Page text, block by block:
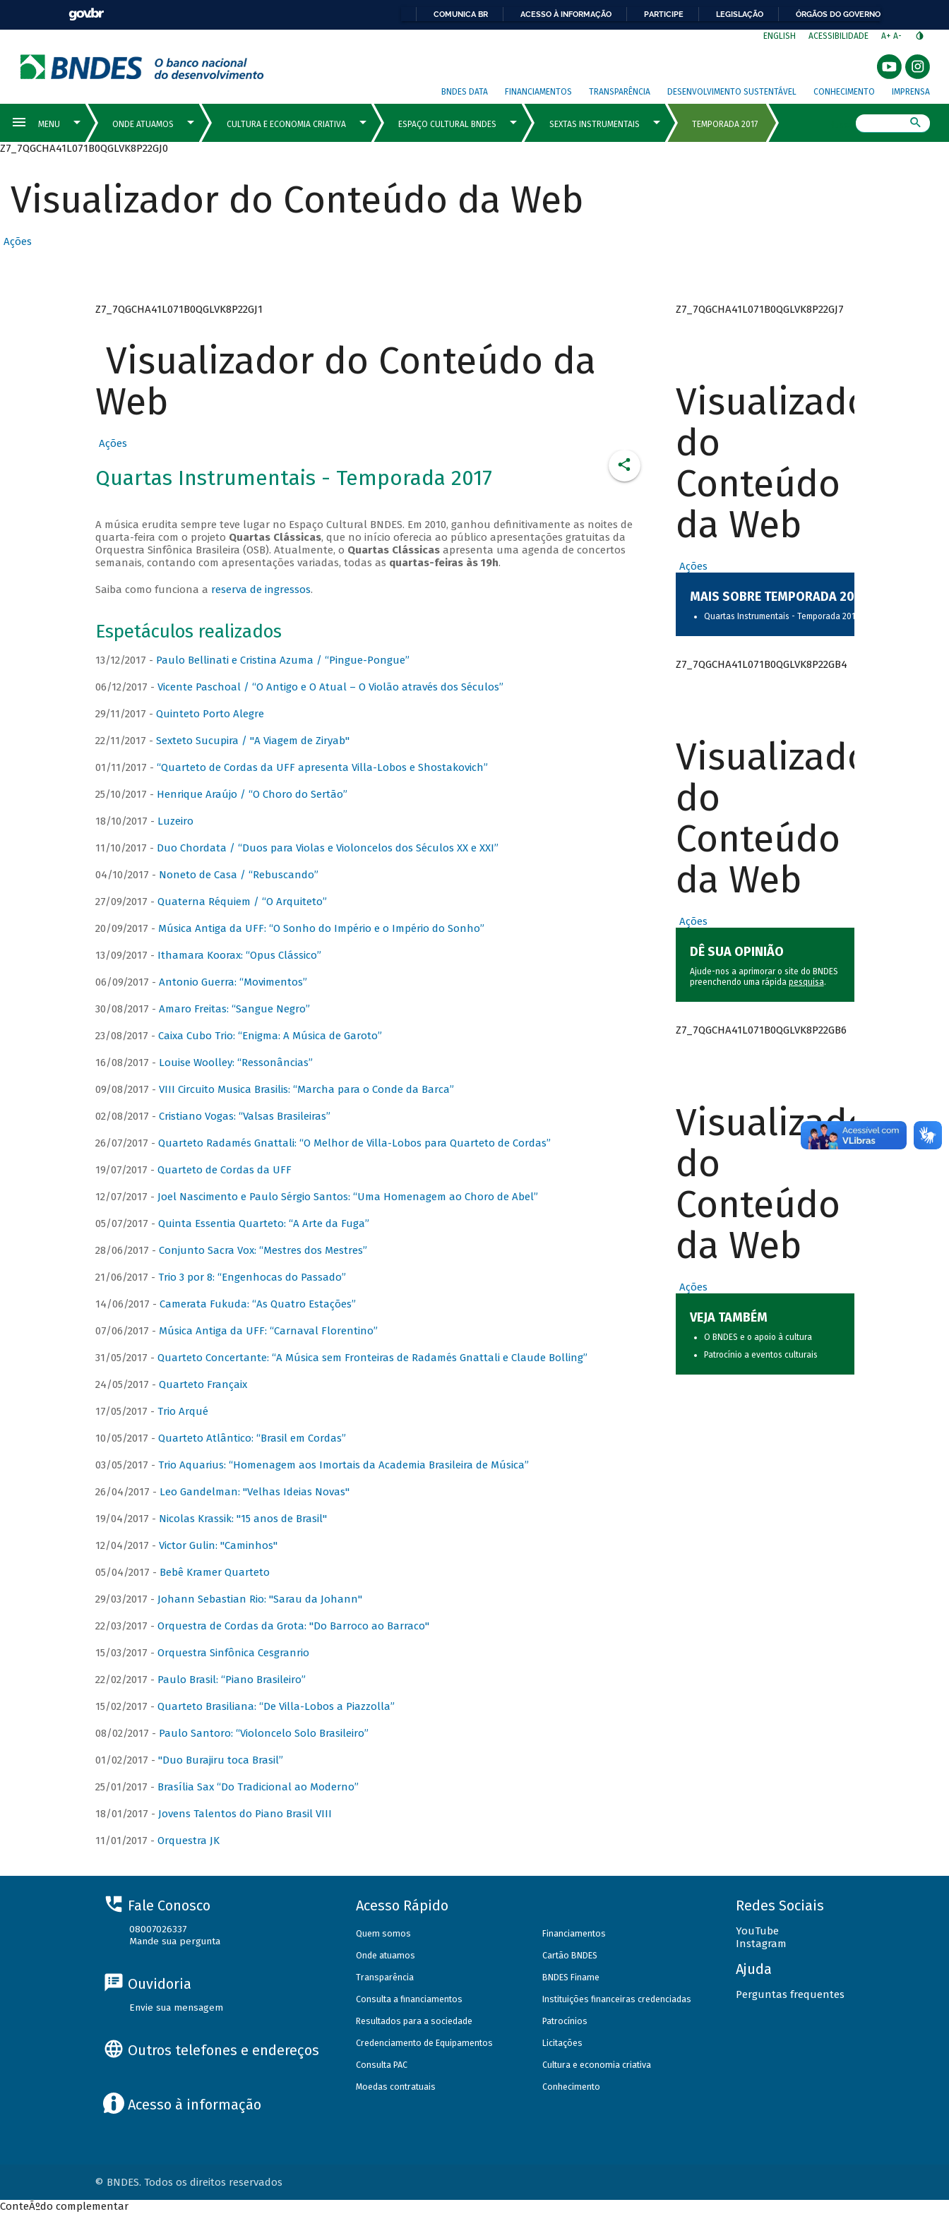
COMUNICA BR ACESSO À INFORMAÇÃO PARTICIPE LEGISLAÇÃO ÓRGÃOS DO GOVERNO
ENGLISH ACESSIBILIDADE A+ A-
BNDES DATA FINANCIAMENTOS TRANSPARÊNCIA DESENVOLVIMENTO SUSTENTÁVEL CONHECIMENTO IMPRENSA
Z7_7QGCHA41L071B0QGLVK8P22GJ0
Visualizador do Conteúdo da Web
Ações
Z7_7QGCHA41L071B0QGLVK8P22GJ1
Visualizador do Conteúdo da
Web
Ações
Quartas Instrumentais - Temporada 2017
A música erudita sempre teve lugar no Espaço Cultural BNDES. Em 2010, ganhou definitivamente as noites de
quarta-feira com o projeto Quartas Clássicas, que no início oferecia ao público apresentações gratuitas da
Orquestra Sinfônica Brasileira (OSB). Atualmente, o Quartas Clássicasapresenta uma agenda de concertos
semanais, contando com apresentações variadas, todas as quartas-feiras às 19h.
Saiba como funciona a reserva de ingressos.
Espetáculos realizados
13/12/2017 - Paulo Bellinati e Cristina Azuma / “Pingue-Pongue”
06/12/2017 - Vicente Paschoal / “O Antigo e O Atual – O Violão através dos Séculos”
29/11/2017 - Quinteto Porto Alegre
22/11/2017 - Sexteto Sucupira / "A Viagem de Ziryab"
01/11/2017 - “Quarteto de Cordas da UFF apresenta Villa-Lobos e Shostakovich”
25/10/2017 - Henrique Araújo / “O Choro do Sertão”
18/10/2017 - Luzeiro
11/10/2017 - Duo Chordata / “Duos para Violas e Violoncelos dos Séculos XX e XXI”
04/10/2017 - Noneto de Casa / “Rebuscando”
27/09/2017 - Quaterna Réquiem / “O Arquiteto”
20/09/2017 - Música Antiga da UFF: “O Sonho do Império e o Império do Sonho”
13/09/2017 - Ithamara Koorax: “Opus Clássico”
06/09/2017 - Antonio Guerra: “Movimentos”
30/08/2017 - Amaro Freitas: “Sangue Negro”
23/08/2017 - Caixa Cubo Trio: “Enigma: A Música de Garoto”
16/08/2017 - Louise Woolley: “Ressonâncias”
09/08/2017 - VIII Circuito Musica Brasilis: “Marcha para o Conde da Barca”
02/08/2017 - Cristiano Vogas: “Valsas Brasileiras”
26/07/2017 - Quarteto Radamés Gnattali: “O Melhor de Villa-Lobos para Quarteto de Cordas”
19/07/2017 - Quarteto de Cordas da UFF
12/07/2017 - Joel Nascimento e Paulo Sérgio Santos: “Uma Homenagem ao Choro de Abel”
05/07/2017 - Quinta Essentia Quarteto: “A Arte da Fuga”
28/06/2017 - Conjunto Sacra Vox: “Mestres dos Mestres”
21/06/2017 - Trio 3 por 8: “Engenhocas do Passado”
14/06/2017 - Camerata Fukuda: “As Quatro Estações”
07/06/2017 - Música Antiga da UFF: “Carnaval Florentino”
31/05/2017 - Quarteto Concertante: “A Música sem Fronteiras de Radamés Gnattali e Claude Bolling”
24/05/2017 - Quarteto Françaix
17/05/2017 - Trio Arqué
10/05/2017 - Quarteto Atlântico: “Brasil em Cordas”
03/05/2017 - Trio Aquarius: “Homenagem aos Imortais da Academia Brasileira de Música”
26/04/2017 - Leo Gandelman: "Velhas Ideias Novas"
19/04/2017 - Nicolas Krassik: "15 anos de Brasil"
12/04/2017 - Victor Gulin: "Caminhos"
05/04/2017 - Bebê Kramer Quarteto
29/03/2017 - Johann Sebastian Rio: "Sarau da Johann"
22/03/2017 - Orquestra de Cordas da Grota: "Do Barroco ao Barraco"
15/03/2017 - Orquestra Sinfônica Cesgranrio
22/02/2017 - Paulo Brasil: “Piano Brasileiro”
15/02/2017 - Quarteto Brasiliana: “De Villa-Lobos a Piazzolla”
08/02/2017 - Paulo Santoro: “Violoncelo Solo Brasileiro”
01/02/2017 - "Duo Burajiru toca Brasil”
25/01/2017 - Brasília Sax “Do Tradicional ao Moderno”
18/01/2017 - Jovens Talentos do Piano Brasil VIII
11/01/2017 - Orquestra JK
Z7_7QGCHA41L071B0QGLVK8P22GJ7
Visualizador
do
Conteúdo
da Web
Ações
MAIS SOBRE TEMPORADA 2017
Quartas Instrumentais - Temporada 2017
Z7_7QGCHA41L071B0QGLVK8P22GB4
Visualizador
do
Conteúdo
da Web
Ações
DÊ SUA OPINIÃO
Ajude-nos a aprimorar o site do BNDES
preenchendo uma rápida pesquisa.
Z7_7QGCHA41L071B0QGLVK8P22GB6
Visualizador
do
Conteúdo
da Web
Ações
VEJA TAMBÉM
O BNDES e o apoio à cultura
Patrocínio a eventos culturais
Fale Conosco
08007026337
Mande sua pergunta
Ouvidoria
Envie sua mensagem
Outros telefones e endereços
Acesso à informação
Acesso Rápido
Quem somos
Onde atuamos
Transparência
Consulta a financiamentos
Resultados para a sociedade
Credenciamento de Equipamentos
Consulta PAC
Moedas contratuais
Financiamentos
Cartão BNDES
BNDES Finame
Instituições financeiras credenciadas
Patrocínios
Licitações
Cultura e economia criativa
Conhecimento
Redes Sociais
YouTube
Instagram
Ajuda
Perguntas frequentes
© BNDES. Todos os direitos reservados
ConteÃºdo complementar